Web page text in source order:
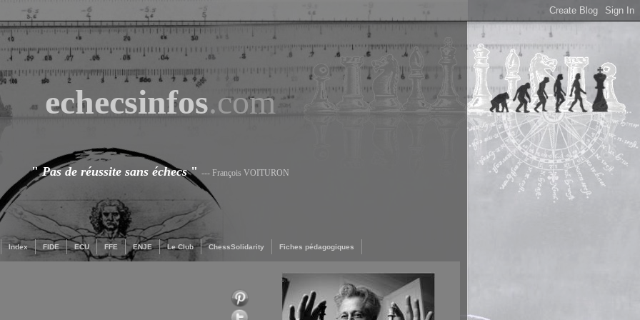
echecsinfos.com
"Pas de réussite sans échecs" --- François VOITURON
Index FIDE ECU FFE ENJE Le Club ChessSolidarity Fiches pédagogiques